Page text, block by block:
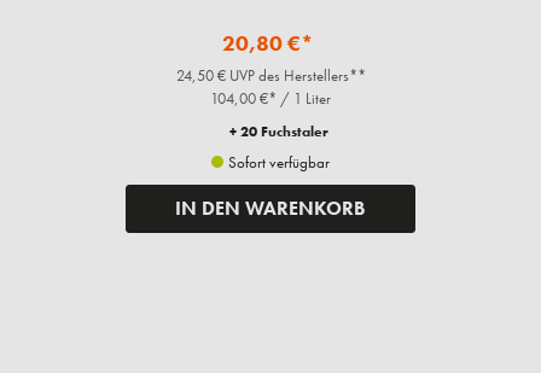
20,80 €*
24,50 € UVP des Herstellers**
104,00 €* / 1 Liter
+ 20 Fuchstaler
Sofort verfügbar
IN DEN WARENKORB